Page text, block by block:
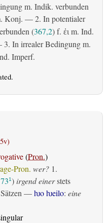
m. Indik. verbunden
Konj. — 2. In potentialer
(367,2) f. ἐι m. Ind.
In irrealer Bedingung m.
Imperf.
(Pron.)
Pron. wer? 1.
1) irgend einerstets
Sätzen —ƕo ƕeilo: eine